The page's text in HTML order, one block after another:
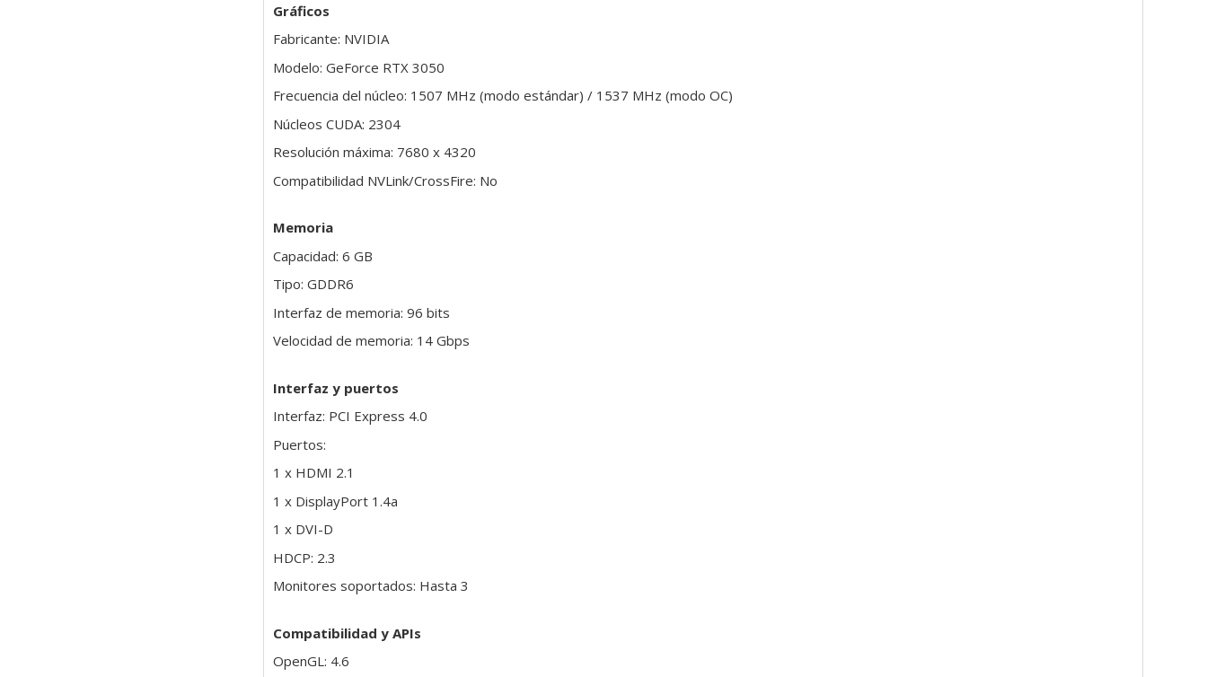
Gráficos
Fabricante: NVIDIA
Modelo: GeForce RTX 3050
Frecuencia del núcleo: 1507 MHz (modo estándar) / 1537 MHz (modo OC)
Núcleos CUDA: 2304
Resolución máxima: 7680 x 4320
Compatibilidad NVLink/CrossFire: No
Memoria
Capacidad: 6 GB
Tipo: GDDR6
Interfaz de memoria: 96 bits
Velocidad de memoria: 14 Gbps
Interfaz y puertos
Interfaz: PCI Express 4.0
Puertos:
1 x HDMI 2.1
1 x DisplayPort 1.4a
1 x DVI-D
HDCP: 2.3
Monitores soportados: Hasta 3
Compatibilidad y APIs
OpenGL: 4.6